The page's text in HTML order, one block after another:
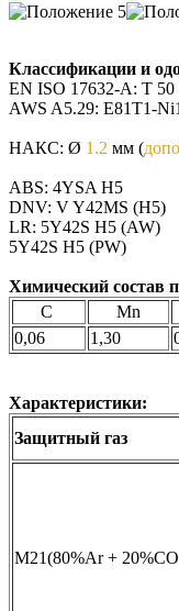
Классификации и
EN ISO 17632-A: T
AWS A5.29: E81T1-
НАКС: Ø 1.2 мм (
ABS: 4YSA H5
DNV: V Y42MS (H5)
LR: 5Y42S H5 (AW)
5Y42S H5 (PW)
Химический состав
С
Mn
0,06
1,30
Характеристики:
Защитный газ
M21(80%Ar + 20%CO